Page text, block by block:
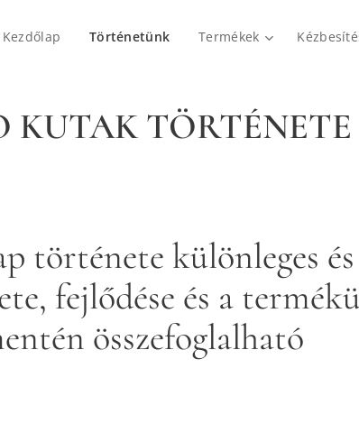
Kezdőlap Történetünk Termékek
KUTAK TÖRTÉNETE
története különleges és
fejlődése és a
összefoglalható